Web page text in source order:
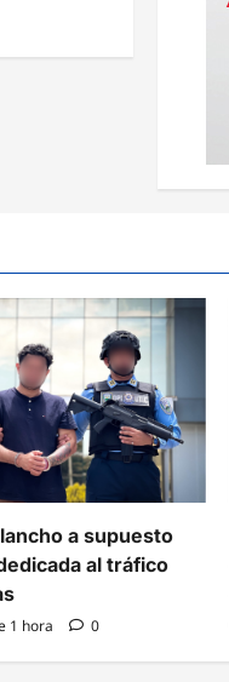
a supuesto
al tráfico
1 hora 0